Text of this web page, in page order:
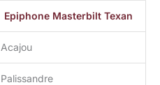
Epiphone Masterbilt Texan
Acajou
Palissandre